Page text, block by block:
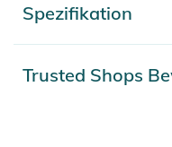
sich dezent verbergen
unter der Schale immer
Spezifikation
Trusted Shops